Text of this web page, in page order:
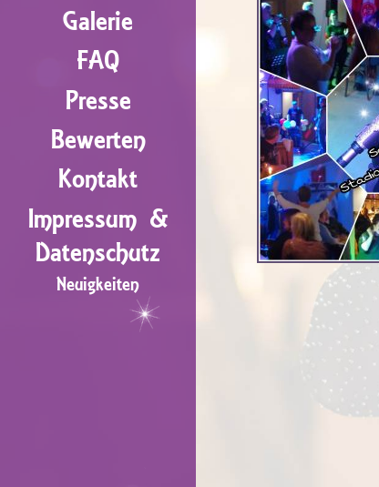
Galerie
FAQ
Presse
Bewerten
Kontakt
Impressum &
Datenschutz
Neuigkeiten